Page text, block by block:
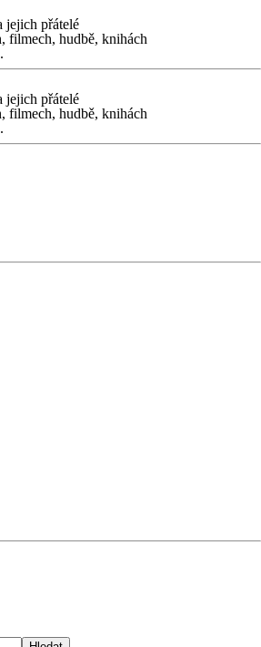
jejich přátelé
filmech, hudbě, knihách
jejich přátelé
filmech, hudbě, knihách